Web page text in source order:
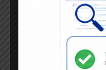
มากับข
กระบว
จากสา
อบรม